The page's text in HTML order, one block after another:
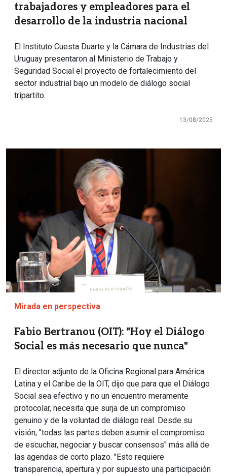
trabajadores y empleadores para el
desarrollo de la industria nacional
El Instituto Cuesta Duarte y la Cámara de Industrias del
Uruguay presentaron al Ministerio de Trabajo y
Seguridad Social el proyecto de fortalecimiento del
sector industrial bajo un modelo de diálogo social
tripartito.
13/08/2025
Mirada en perspectiva
Fabio Bertranou (OIT): "Hoy el Diálogo
Social es más necesario que nunca"
El director adjunto de la Oficina Regional para América
Latina y el Caribe de la OIT, dijo que para que el Diálogo
Social sea efectivo y no un encuentro meramente
protocolar, necesita que surja de un compromiso
genuino y de la voluntad de diálogo real. Desde su
visión, "todas las partes deben asumir el compromiso
de escuchar, negociar y buscar consensos" más allá de
las agendas de corto plazo. "Esto requiere
transparencia, apertura y por supuesto una participación